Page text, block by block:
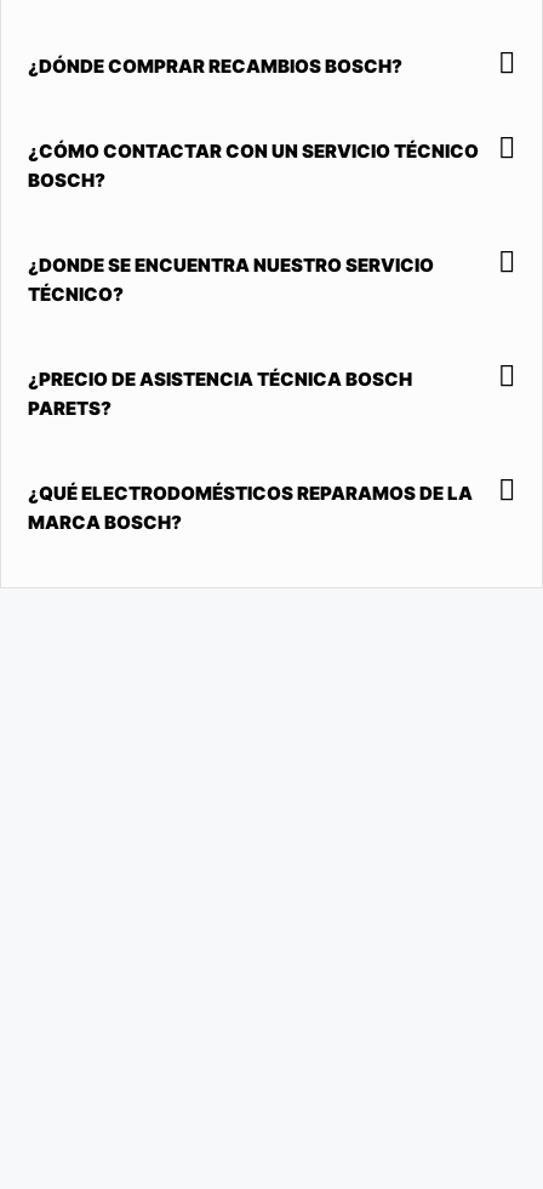
¿DÓNDE COMPRAR RECAMBIOS BOSCH?
¿CÓMO CONTACTAR CON UN SERVICIO TÉCNICO
BOSCH?
¿DONDE SE ENCUENTRA NUESTRO SERVICIO
TÉCNICO?
¿PRECIO DE ASISTENCIA TÉCNICA BOSCH
PARETS?
¿QUÉ ELECTRODOMÉSTICOS REPARAMOS DE LA
MARCA BOSCH?